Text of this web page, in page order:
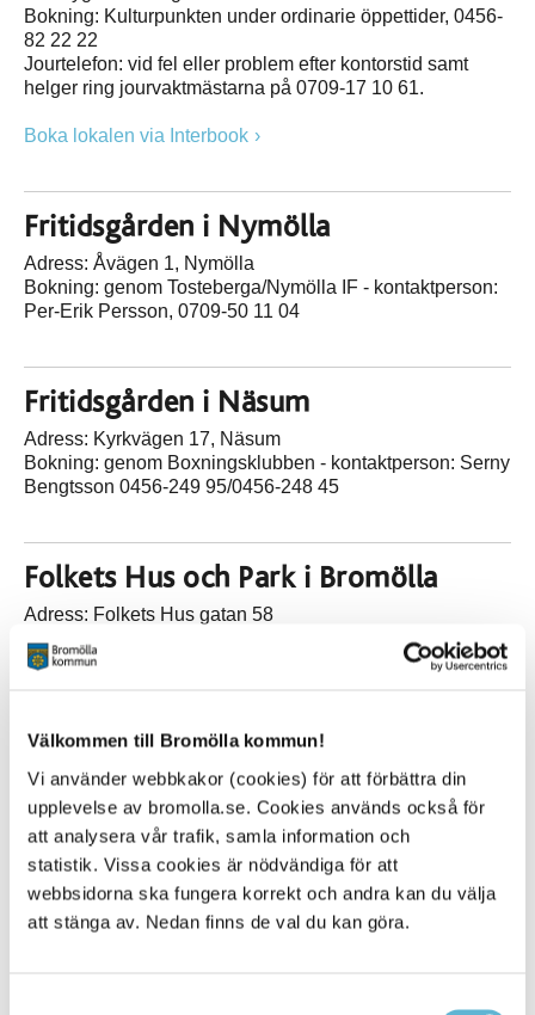
Välkommen till Bromölla kommun!
Vi använder webbkakor (cookies) för att förbättra din
upplevelse av bromolla.se. Cookies används också för
att analysera vår trafik, samla information och
statistik. Vissa cookies är nödvändiga för att
webbsidorna ska fungera korrekt och andra kan du välja
att stänga av. Nedan finns de val du kan göra.
Bokning: Kulturpunkten under ordinarie öppettider, 0456-
82 22 22
Jourtelefon: vid fel eller problem efter kontorstid samt
helger ring jourvaktmästarna på 0709-17 10 61.
Boka lokalen via Interbook
Fritidsgården i Nymölla
Adress: Åvägen 1, Nymölla
Bokning: genom Tosteberga/Nymölla IF - kontaktperson:
Per-Erik Persson, 0709-50 11 04
Fritidsgården i Näsum
Adress: Kyrkvägen 17, Näsum
Bokning: genom Boxningsklubben - kontaktperson: Serny
Bengtsson 0456-249 95/0456-248 45
Folkets Hus och Park i Bromölla
Adress: Folkets Hus gatan 58
Bokning: 073-47 95 68 eller
Folkets hus webbplats
Folkets hus i Gualöv
Bokning: genom Peter Lindh 044-545 25, 070-63 545 25
Humletorkan i Näsum
Adress: Klagstorpsvägen 1, Näsum